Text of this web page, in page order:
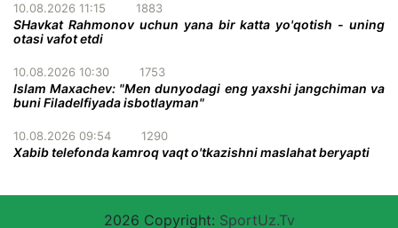
10.08.2026 11:15 1883
SHavkat Rahmonov uchun yana bir katta yo'qotish - uning
otasi vafot etdi
10.08.2026 10:30 1753
Islam Maxachev: "Men dunyodagi eng yaxshi jangchiman va
buni Filadelfiyada isbotlayman"
10.08.2026 09:54 1290
Xabib telefonda kamroq vaqt o'tkazishni maslahat beryapti
2026 Copyright: SportUz.Tv